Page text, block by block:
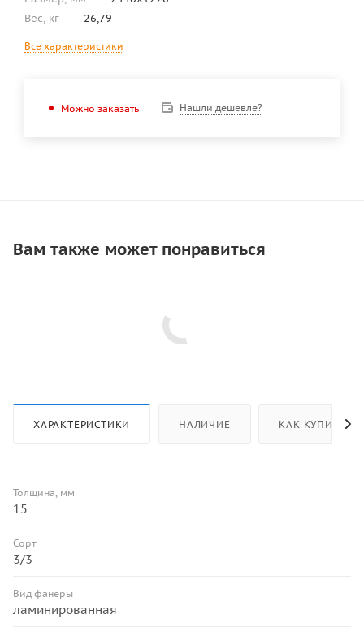
Вес, кг — 26,79
Все характеристики
Можно заказать Нашли дешевле?
Вам также может понравиться
ХАРАКТЕРИСТИКИ НАЛИЧИЕ КАК КУПИТЬ
Толщина, мм
15
Сорт
3/3
Вид фанеры
ламинированная